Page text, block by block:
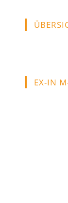
a
new
EX-IN